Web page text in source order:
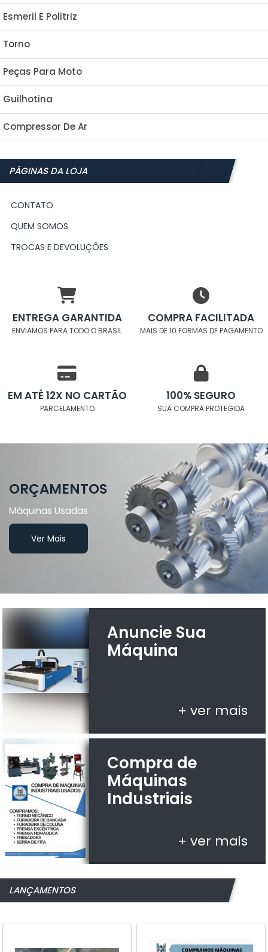
Esmeril E Politriz
Torno
Peças Para Moto
Guilhotina
Compressor De Ar
PÁGINAS DA LOJA
CONTATO
QUEM SOMOS
TROCAS E DEVOLUÇÕES
ENTREGA GARANTIDA
ENVIAMOS PARA TODO O BRASIL
COMPRA FACILITADA
MAIS DE 10 FORMAS DE PAGAMENTO
EM ATÉ 12X NO CARTÃO
PARCELAMENTO
100% SEGURO
SUA COMPRA PROTEGIDA
ORÇAMENTOS
Máquinas Usadas
Ver Mais
Anuncie Sua
Máquina
+ ver mais
Compra de
Máquinas
Industriais
+ ver mais
LANÇAMENTOS